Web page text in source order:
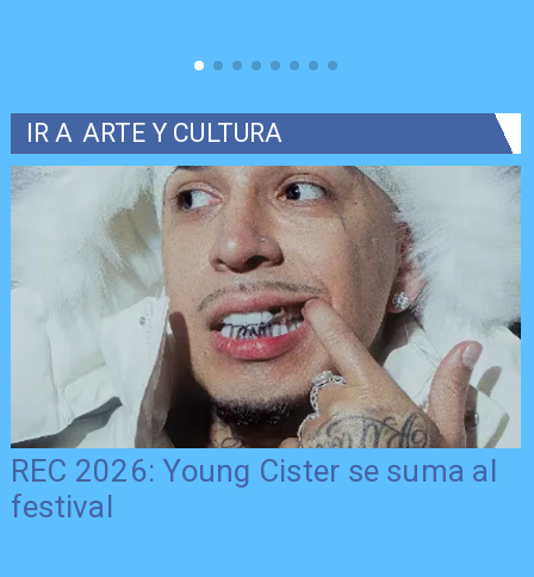
IR A ARTE Y CULTURA
REC 2026: Young Cister se suma al
festival